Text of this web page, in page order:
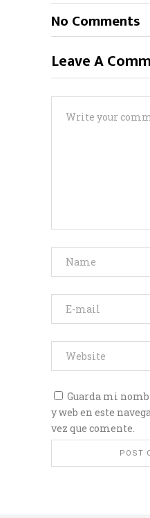
No Comments
Leave A
Guarda mi
y web en este
vez que comente.